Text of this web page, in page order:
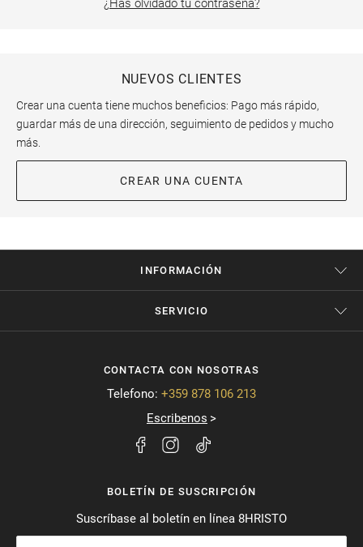
¿Has olvidado tu contraseña?
NUEVOS CLIENTES
Crear una cuenta tiene muchos beneficios: Pago más rápido,
guardar más de una dirección, seguimiento de pedidos y mucho
más.
CREAR UNA CUENTA
INFORMACIÓN
SERVICIO
CONTACTA CON NOSOTRAS
Telefono: +359 878 106 213
Escribenos
BOLETÍN DE SUSCRIPCIÓN
Suscríbase al boletín en línea 8HRISTO